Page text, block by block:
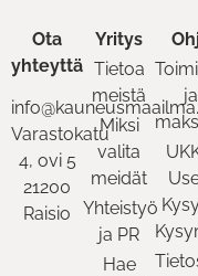
Ota
yhteyttä
Varastokatu
4, ovi 5
21200
Raisio
Yritys
Tietoa
meistä
Miksi
valita
meidät
Yhteistyö
ja PR
Hae
ja